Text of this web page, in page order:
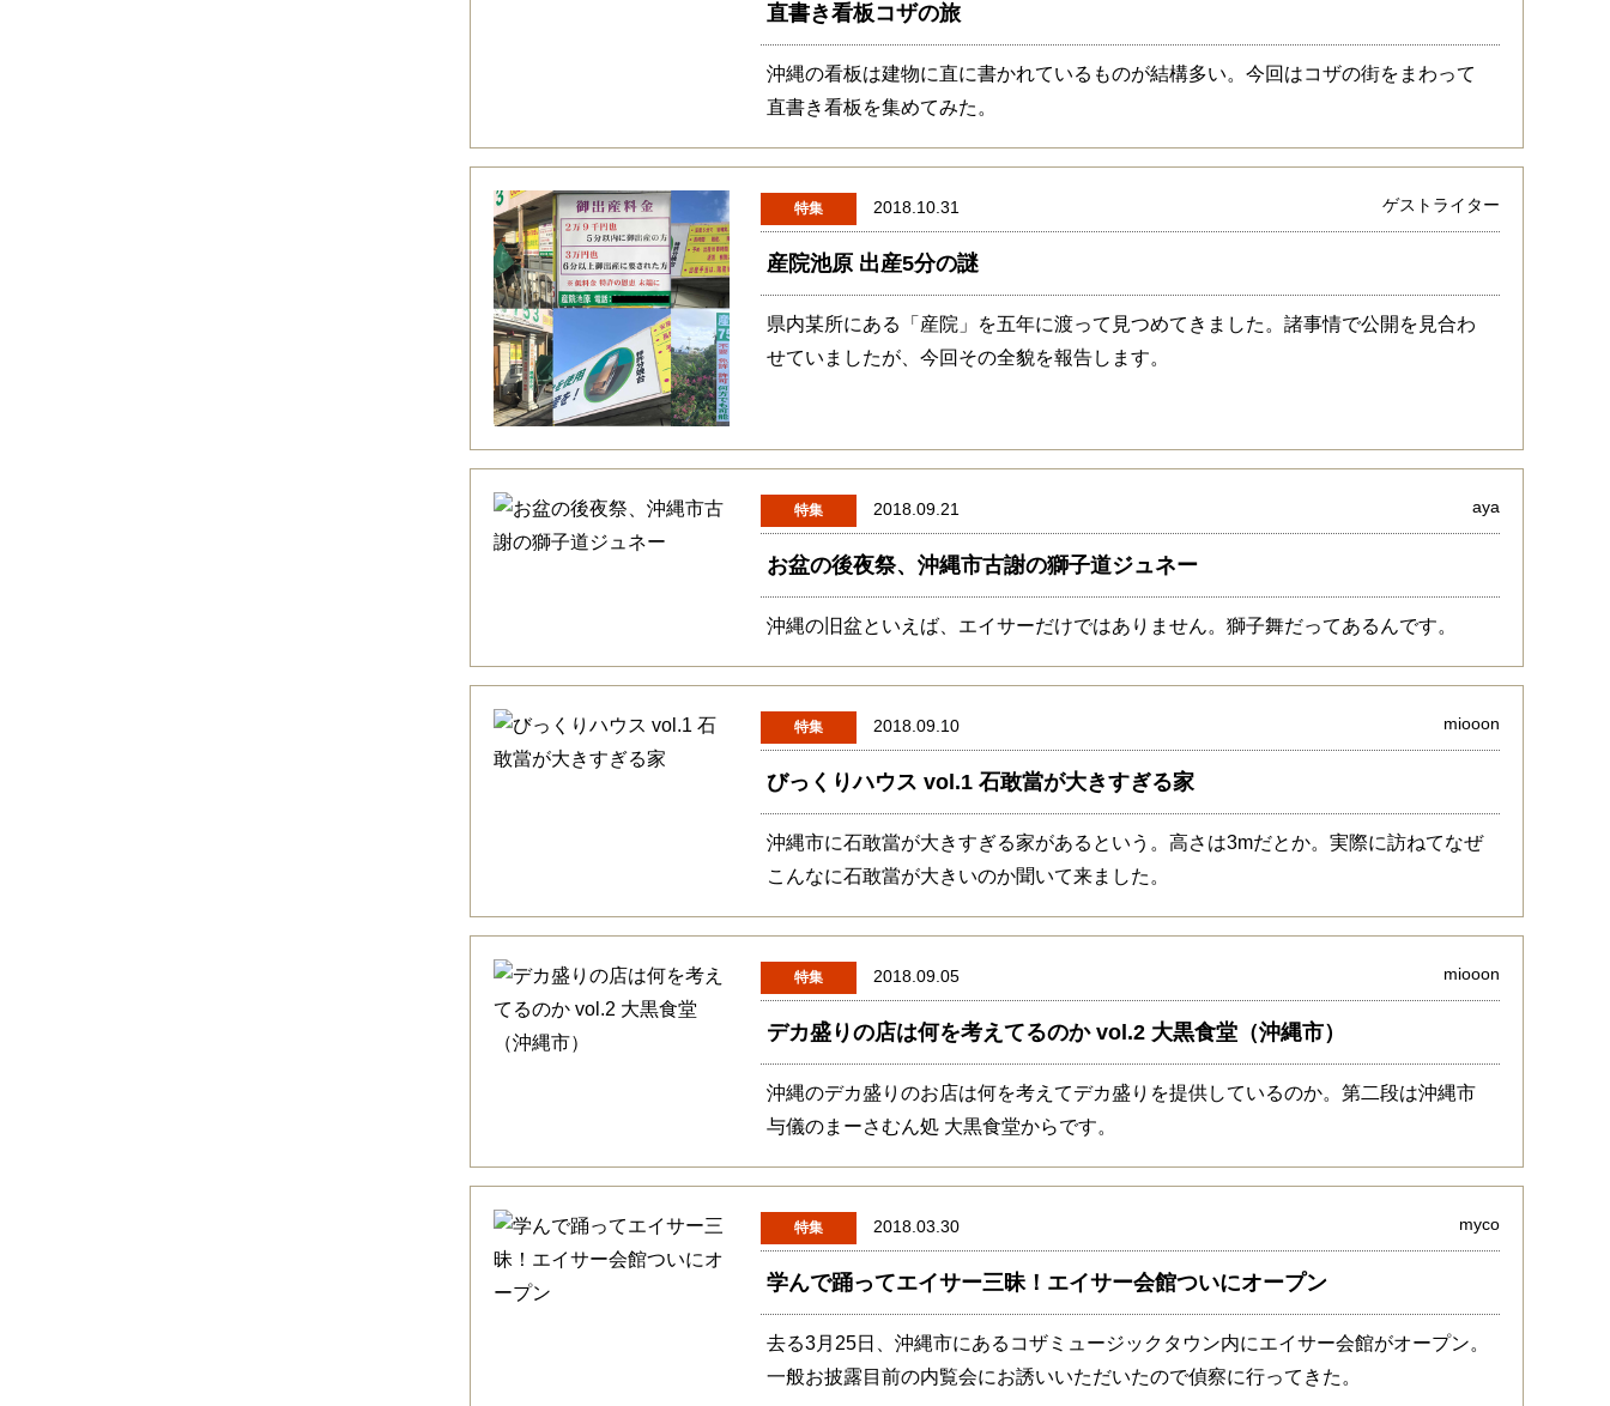
直書き看板コザの旅
沖縄の看板は建物に直に書かれているものが結構多い。今回はコザの街をまわって
直書き看板を集めてみた。
特集 2018.10.31 ゲストライター
産院池原 出産5分の謎
県内某所にある「産院」を五年に渡って見つめてきました。諸事情で公開を見合わ
せていましたが、今回その全貌を報告します。
特集 2018.09.21 aya
お盆の後夜祭、沖縄市古謝の獅子道ジュネー
沖縄の旧盆といえば、エイサーだけではありません。獅子舞だってあるんです。
特集 2018.09.10 miooon
びっくりハウス vol.1 石敢當が大きすぎる家
沖縄市に石敢當が大きすぎる家があるという。高さは3mだとか。実際に訪ねてなぜ
こんなに石敢當が大きいのか聞いて来ました。
特集 2018.09.05 miooon
デカ盛りの店は何を考えてるのか vol.2 大黒食堂（沖縄市）
沖縄のデカ盛りのお店は何を考えてデカ盛りを提供しているのか。第二段は沖縄市
与儀のまーさむん処 大黒食堂からです。
特集 2018.03.30 myco
学んで踊ってエイサー三昧！エイサー会館ついにオープン
去る3月25日、沖縄市にあるコザミュージックタウン内にエイサー会館がオープン。
一般お披露目前の内覧会にお誘いいただいたので偵察に行ってきた。